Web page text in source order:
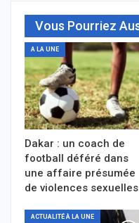
Vous Pourriez
A LA UNE
Dakar : un coach de
football déféré dans
une affaire présumée
de violences
ACTUALITÉ À LA UNE